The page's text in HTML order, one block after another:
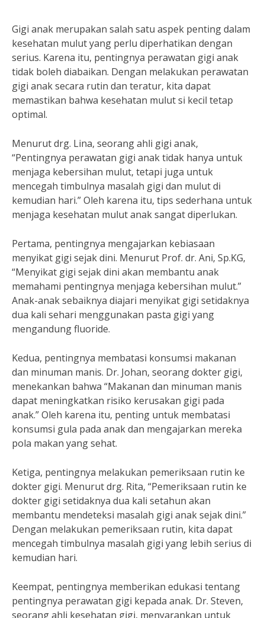
Gigi anak merupakan salah satu aspek penting dalam
kesehatan mulut yang perlu diperhatikan dengan
serius. Karena itu, pentingnya perawatan gigi anak
tidak boleh diabaikan. Dengan melakukan perawatan
gigi anak secara rutin dan teratur, kita dapat
memastikan bahwa kesehatan mulut si kecil tetap
optimal.
Menurut drg. Lina, seorang ahli gigi anak,
“Pentingnya perawatan gigi anak tidak hanya untuk
menjaga kebersihan mulut, tetapi juga untuk
mencegah timbulnya masalah gigi dan mulut di
kemudian hari.” Oleh karena itu, tips sederhana untuk
menjaga kesehatan mulut anak sangat diperlukan.
Pertama, pentingnya mengajarkan kebiasaan
menyikat gigi sejak dini. Menurut Prof. dr. Ani, Sp.KG,
“Menyikat gigi sejak dini akan membantu anak
memahami pentingnya menjaga kebersihan mulut.”
Anak-anak sebaiknya diajari menyikat gigi setidaknya
dua kali sehari menggunakan pasta gigi yang
mengandung fluoride.
Kedua, pentingnya membatasi konsumsi makanan
dan minuman manis. Dr. Johan, seorang dokter gigi,
menekankan bahwa “Makanan dan minuman manis
dapat meningkatkan risiko kerusakan gigi pada
anak.” Oleh karena itu, penting untuk membatasi
konsumsi gula pada anak dan mengajarkan mereka
pola makan yang sehat.
Ketiga, pentingnya melakukan pemeriksaan rutin ke
dokter gigi. Menurut drg. Rita, “Pemeriksaan rutin ke
dokter gigi setidaknya dua kali setahun akan
membantu mendeteksi masalah gigi anak sejak dini.”
Dengan melakukan pemeriksaan rutin, kita dapat
mencegah timbulnya masalah gigi yang lebih serius di
kemudian hari.
Keempat, pentingnya memberikan edukasi tentang
pentingnya perawatan gigi kepada anak. Dr. Steven,
seorang ahli kesehatan gigi, menyarankan untuk